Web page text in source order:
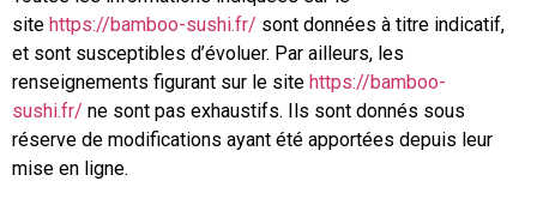
site https://bamboo-sushi.fr/ sont données à titre indicatif,
et sont susceptibles d’évoluer. Par ailleurs, les
renseignements figurant sur le site https://bamboo-
sushi.fr/ ne sont pas exhaustifs. Ils sont donnés sous
réserve de modifications ayant été apportées depuis leur
mise en ligne.